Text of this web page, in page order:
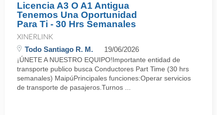
Licencia A3 O A1 Antigua
Tenemos Una Oportunidad
Para Ti - 30 Hrs Semanales
XINERLINK
Todo Santiago R. M. 19/06/2026
¡ÚNETE A NUESTRO EQUIPO!Importante entidad de
transporte publico busca Conductores Part Time (30 hrs
semanales) MaipúPrincipales funciones:Operar servicios
de transporte de pasajeros.Turnos ...